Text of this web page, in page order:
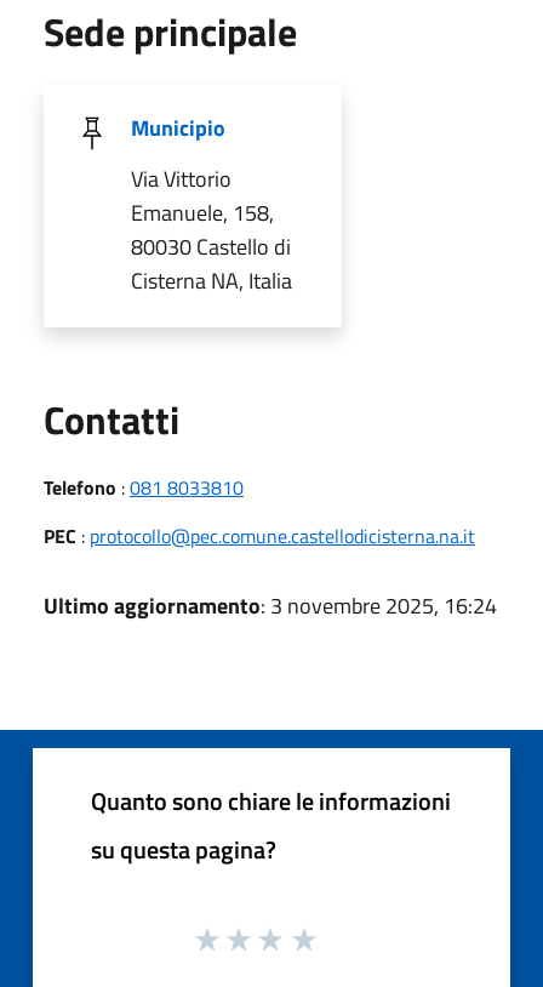
Sede principale
Municipio
Via Vittorio
Emanuele, 158,
80030 Castello di
Cisterna NA, Italia
Contatti
Telefono :081 8033810
PEC : protocollo@pec.comune.castellodicisterna.na.it
Ultimo aggiornamento: 3 novembre 2025, 16:24
Quanto sono chiare le informazioni
su questa pagina?